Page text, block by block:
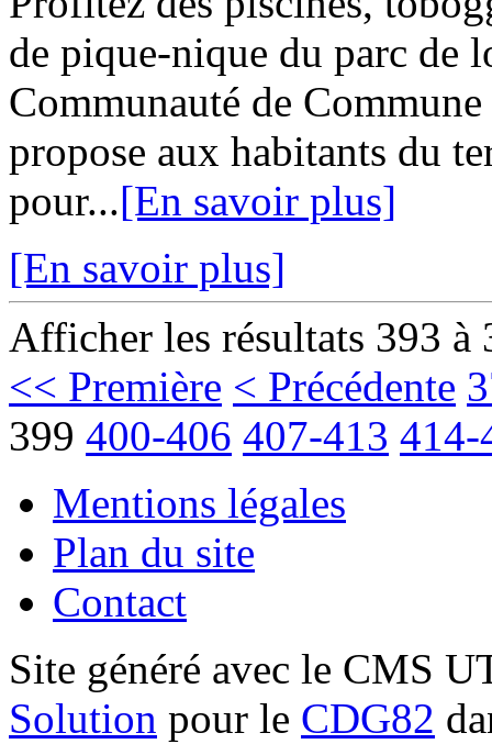
de pique-nique du parc de
Communauté de
propose aux habitants du
pour...[En savoir plus]
[En savoir plus]
Afficher les résultats 393 à
<< Première < Précédente
399 400-406 407-413 414-
Mentions légales
Plan du site
Contact
Site généré avec le CMS
Solution pour le CDG82